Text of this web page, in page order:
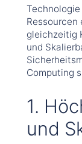
gleichzeitig
und
Computing
1.
und